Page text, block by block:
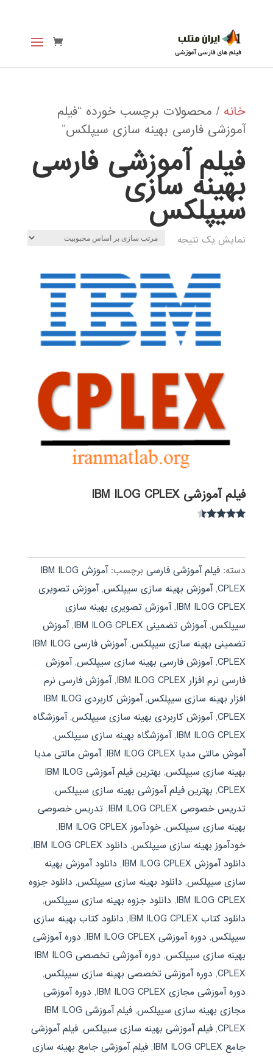
خانه / محصولات برچسب خورده “فیلم
آموزشی فارسی بهینه سازی سیپلکس”
فیلم آموزشی فارسی
بهینه سازی
سیپلکس
نمایش یک نتیجه
فیلم آموزشی IBM ILOG CPLEX
دسته: فیلم آموزشی فارسی برچسب:
آموزش IBM ILOG
CPLEX
,آموزش بهینه سازی سیپلکس,آموزش تصویری
IBM ILOG CPLEX
,آموزش تصویری بهینه سازی
سیپلکس,آموزش تضمینی IBM ILOG CPLEX ,آموزش
تضمینی بهینه سازی سیپلکس,
آموزش فارسی IBM ILOG
CPLEX
,آموزش فارسی بهینه سازی سیپلکس,آموزش
فارسی نرم افزار IBM ILOG CPLEX
,آموزش فارسی نرم
افزار بهینه سازی سیپلکس,
آموزش کاربردی IBM ILOG
CPLEX
,آموزش کاربردی بهینه سازی سیپلکس,آموزشگاه
IBM ILOG CPLEX
,آموزشگاه بهینه سازی سیپلکس,
آموش مالتی مدیا IBM ILOG CPLEX
,آموش مالتی مدیا
بهینه سازی سیپلکس,
بهترین فیلم آموزشی IBM ILOG
CPLEX
, بهترین فیلم آموزشی بهینه سازی سیپلکس,
تدریس خصوصی IBM ILOG CPLEX
, تدریس خصوصی
بهینه سازی سیپلکس, خودآموز IBM ILOG CPLEX
,
خودآموز بهینه سازی سیپلکس, دانلود IBM ILOG CPLEX
,
دانلود آموزش IBM ILOG CPLEX
, دانلود آموزش بهینه
سازی سیپلکس, دانلود بهینه سازی سیپلکس, دانلود جزوه
IBM ILOG CPLEX
, دانلود جزوه بهینه سازی سیپلکس,
دانلود کتاب IBM ILOG CPLEX
, دانلود کتاب بهینه سازی
سیپلکس, دوره آموزشی IBM ILOG CPLEX , دوره آموزشی
بهینه سازی سیپلکس,
دوره آموزشی تخصصی IBM ILOG
CPLEX
, دوره آموزشی تخصصی بهینه سازی سیپلکس,
دوره آموزشی مجازی IBM ILOG CPLEX
, دوره آموزشی
مجازی بهینه سازی سیپلکس,
فیلم آموزشی IBM ILOG
CPLEX
, فیلم آموزشی بهینه سازی سیپلکس, فیلم آموزشی
جامع IBM ILOG CPLEX
, فیلم آموزشی جامع بهینه سازی